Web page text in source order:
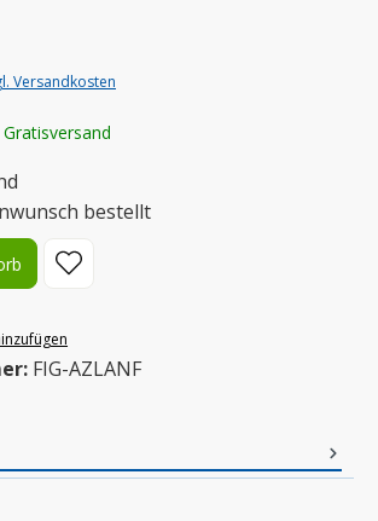
Versandkosten
bestellt
den gewünschten Wert ein oder benutze
FIG-AZLANF